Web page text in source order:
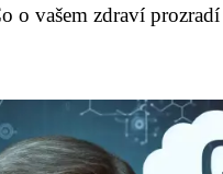
o vašem zdraví